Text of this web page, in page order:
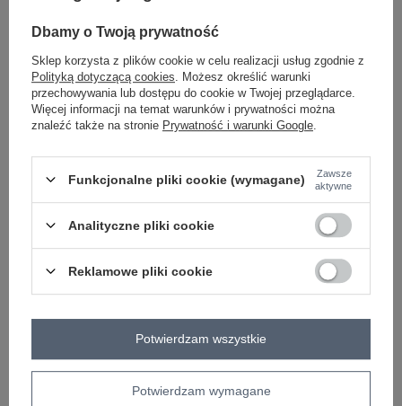
jasny beżowy
One size
ZALOGUJ SIĘ I ZOBACZ CENĘ
Masz pytanie? Chętnie pomożemy.
Zadzwoń+48 601 547 740 Zadaj pytanie
skład materiału : 100% poliester
IT-KR-FL9725.08P
Dbamy o Twoją prywatność
Sklep korzysta z plików cookie w celu realizacji usług zgodnie z
Polityką dotyczącą cookies . Możesz określić warunki
przechowywania lub dostępu do cookie w Twojej przeglądarce.
Więcej informacji na temat warunków i prywatności można
znaleźć także na stronie Prywatność i warunki Google
Funkcjonalne pliki cookie (wymagane)
Zawsze
aktywne
Analityczne pliki cookie
Reklamowe pliki cookie
Potwierdzam wymagane
Potwierdzam wszystkie